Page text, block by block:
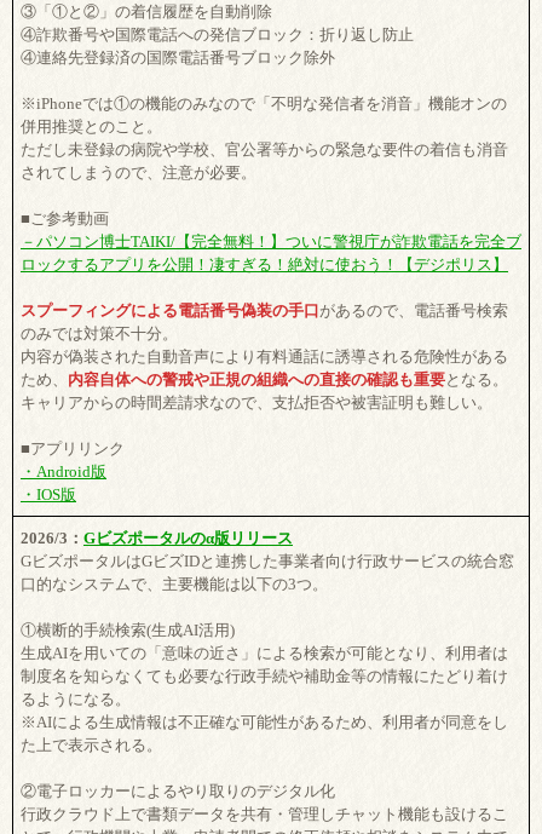
③「①と②」の着信履歴を自動削除
④詐欺番号や国際電話への発信ブロック：折り返し防止
④連絡先登録済の国際電話番号ブロック除外
※iPhoneでは①の機能のみなので「不明な発信者を消音」機能オンの
併用推奨とのこと。
ただし未登録の病院や学校、官公署等からの緊急な要件の着信も消音
されてしまうので、注意が必要。
■ご参考動画
－パソコン博士TAIKI/【完全無料！】ついに警視庁が詐欺電話を完全ブ
ロックするアプリを公開！凄すぎる！絶対に使おう！【デジポリス】
スプーフィングによる電話番号偽装の手口があるので、電話番号検索
のみでは対策不十分。
内容が偽装された自動音声により有料通話に誘導される危険性がある
ため、 内容自体への警戒や正規の組織への直接の確認も重要となる。
キャリアからの時間差請求なので、支払拒否や被害証明も難しい。
■アプリリンク
・Android版
・IOS版
2026/3： Gビズポータルのα版リリース
GビズポータルはGビズIDと連携した事業者向け行政サービスの統合窓
口的なシステムで、主要機能は以下の3つ。
①横断的手続検索(生成AI活用)
生成AIを用いての「意味の近さ」による検索が可能となり、利用者は
制度名を知らなくても必要な行政手続や補助金等の情報にたどり着け
るようになる。
※AIによる生成情報は不正確な可能性があるため、利用者が同意をし
た上で表示される。
②電子ロッカーによるやり取りのデジタル化
行政クラウド上で書類データを共有・管理しチャット機能も設けるこ